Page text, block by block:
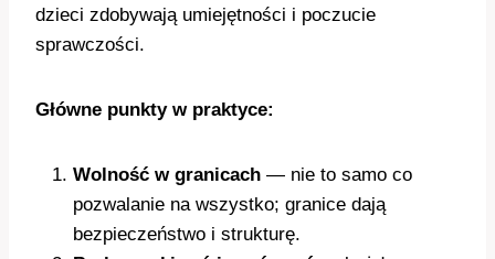
dzieci zdobywają umiejętności i poczucie
sprawczości.
Główne punkty w praktyce:
Wolność w granicach — nie to samo co
pozwalanie na wszystko; granice dają
bezpieczeństwo i strukturę.